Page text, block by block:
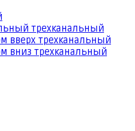
трехканальный
вверх трехканальный
вниз трехканальный